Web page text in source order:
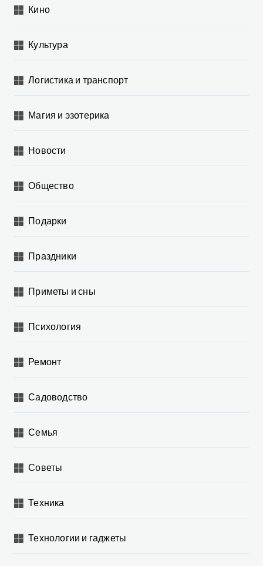
Кино
Культура
Логистика и транспорт
Магия и эзотерика
Новости
Общество
Подарки
Праздники
Приметы и сны
Психология
Ремонт
Садоводство
Семья
Советы
Техника
Технологии и гаджеты